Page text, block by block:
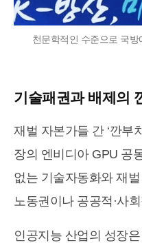
천문학적인 수준으로 국
기술패권과 배제의
재벌 자본가들 간 ‘깐부
장의 엔비디아 GPU 공
없는 기술자동화와 재
노동권이나 공공적·사
인공지능 산업의 성장